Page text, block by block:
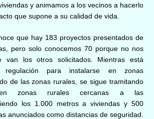
y animamos a los vecinos a hacerlo
que supone a su calidad de vida.
que hay 183 proyectos presentados de
pero solo conocemos 70 porque no nos
van los otros solicitados. Mientras está
regulación para instalarse en zonas
de las zonas rurales, se sigue tramitando
zonas rurales cercanas a las
los 1.000 metros a viviendas y 500
anunciados como distancias de seguridad.